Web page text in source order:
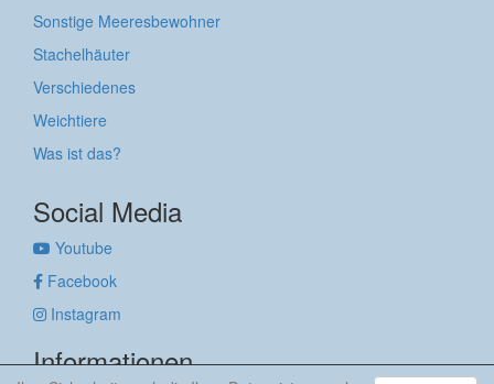
Sonstige Meeresbewohner
Stachelhäuter
Verschiedenes
Weichtiere
Was ist das?
Social Media
Youtube
Facebook
Instagram
Informationen